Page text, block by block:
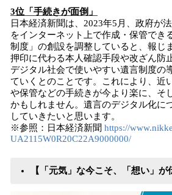
3位「手続きが面倒」
日本経済新聞は、2023年5月、政府が
をインターネット上で作成・保管でき
制度」の創設を調整していると、報じ
押印に代わる本人確認手段や改ざん防
デジタル社会で使いやすい遺言制度の
ていくとのことです。これにより、近
や保管などの手続きが今より楽に、そ
かもしれません。遺言のデジタル化に
していきたいと思います。
※参照：日本経済新聞 https://
UA2115W0R20C22A9000000/
【「元気」な今こそ、「想い」が